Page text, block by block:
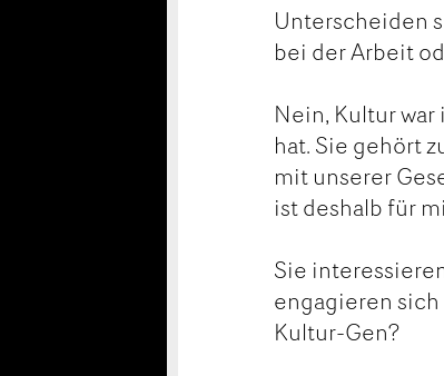
Unterscheiden
bei der Arbeit
Nein, Kultur
hat. Sie gehört
mit unserer
ist deshalb für
Sie
engagieren
Kultur-Gen?